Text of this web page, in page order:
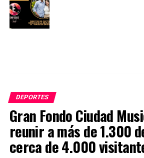
DEPORTES
Gran Fondo Ciudad
reunir a más de 1.300
cerca de 4.000